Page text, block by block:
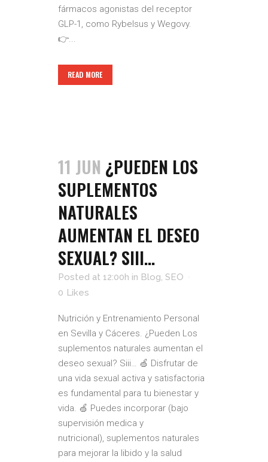
fármacos agonistas del receptor
GLP-1, como Rybelsus y Wegovy.
👉...
READ MORE
11 JUN ¿PUEDEN LOS
SUPLEMENTOS
NATURALES
AUMENTAN EL DESEO
SEXUAL? SIII…
Posted at 12:00h in Blog, SEO
0 Likes
Nutrición y Entrenamiento Personal
en Sevilla y Cáceres. ¿Pueden Los
suplementos naturales aumentan el
deseo sexual? Siii… 🍏 Disfrutar de
una vida sexual activa y satisfactoria
es fundamental para tu bienestar y
vida. 🍏 Puedes incorporar (bajo
supervisión medica y
nutricional), suplementos naturales
para mejorar la libido y la salud